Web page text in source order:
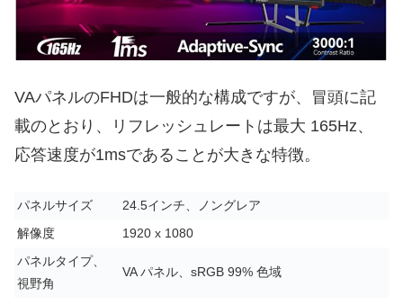
VAパネルのFHDは一般的な構成ですが、冒頭に記
載のとおり、リフレッシュレートは最大 165Hz、
応答速度が1msであることが大きな特徴。
パネルサイズ
24.5インチ、ノングレア
解像度
1920 x 1080
パネルタイプ、
視野角
VA パネル、sRGB 99% 色域